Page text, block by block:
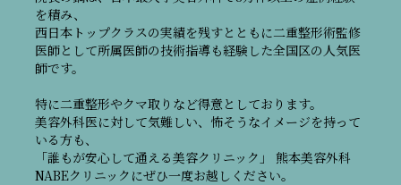
を積み、
西日本トップクラスの実績を残すとともに二重整形術監修
医師として所属医師の技術指導も経験した全国区の人気医
師です。
特に二重整形やクマ取りなど得意としております。
美容外科医に対して気難しい、怖そうなイメージを持って
いる方も、
「誰もが安心して通える美容クリニック」 熊本美容外科
NABEクリニックにぜひ一度お越しください。